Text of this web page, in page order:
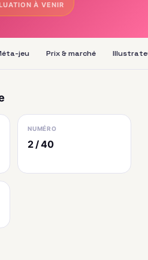
À VENIR
jeu Prix & marché
NUMÉRO
2 / 40